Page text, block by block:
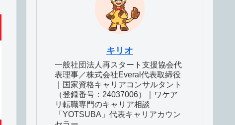
キリオ
一般社団法人再スタート支援協会代
表理事／株式会社Everal代表取締役
｜国家資格キャリアコンサルタント
（登録番号：24037006）｜ワケア
リ転職専門のキャリア相談
「YOTSUBA」代表キャリアカウン